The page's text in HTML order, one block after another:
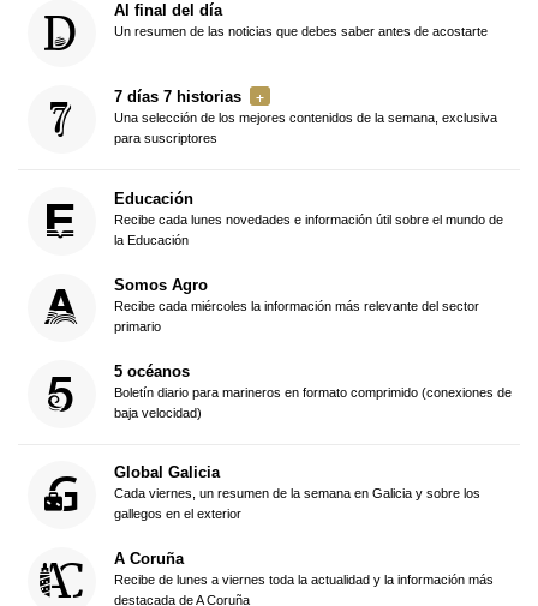
Al final del día
Un resumen de las noticias que debes saber antes de acostarte
7 días 7 historias
Una selección de los mejores contenidos de la semana, exclusiva
para suscriptores
Educación
Recibe cada lunes novedades e información útil sobre el mundo de
la Educación
Somos Agro
Recibe cada miércoles la información más relevante del sector
primario
5 océanos
Boletín diario para marineros en formato comprimido (conexiones de
baja velocidad)
Global Galicia
Cada viernes, un resumen de la semana en Galicia y sobre los
gallegos en el exterior
A Coruña
Recibe de lunes a viernes toda la actualidad y la información más
destacada de A Coruña